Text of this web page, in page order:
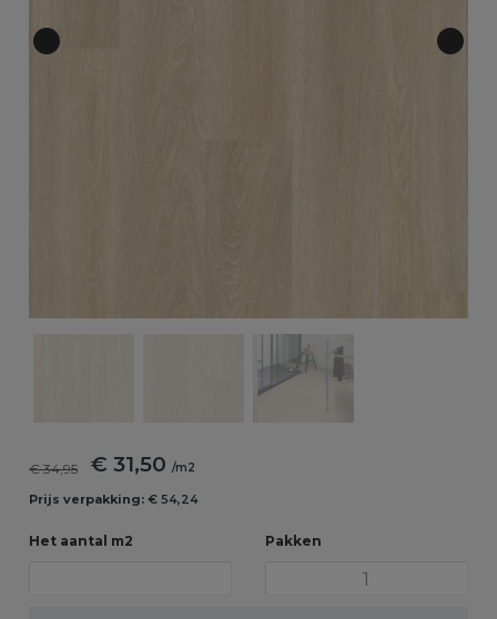
€ 34,95 € 31,50/m2
Prijs verpakking: € 54,24
Het aantal m2 Pakken